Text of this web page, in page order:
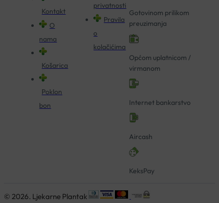
Kontakt
O
nama
Košarica
Poklon
bon
privatnosti
Pravila
o
kolačićima
Gotovinom prilikom
preuzimanja
Općom uplatnicom /
virmanom
Internet bankarstvo
Aircash
KeksPay
© 2026. Ljekarne Plantak